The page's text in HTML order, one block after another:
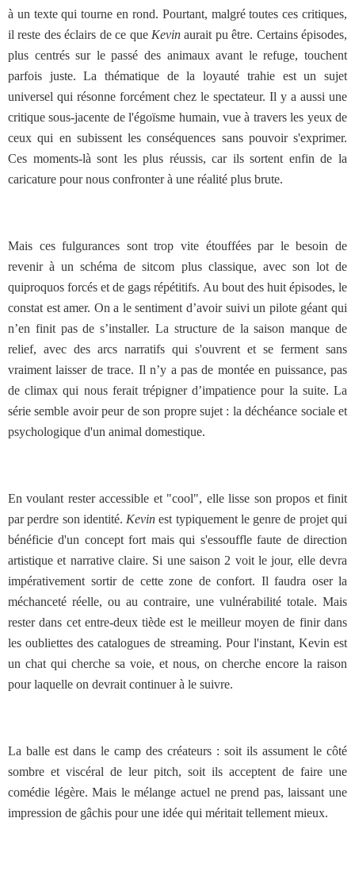
à un texte qui tourne en rond. Pourtant, malgré toutes ces critiques,
il reste des éclairs de ce que Kevinaurait pu être. Certains épisodes,
plus centrés sur le passé des animaux avant le refuge, touchent
parfois juste. La thématique de la loyauté trahie est un sujet
universel qui résonne forcément chez le spectateur. Il y a aussi une
critique sous-jacente de l'égoïsme humain, vue à travers les yeux de
ceux qui en subissent les conséquences sans pouvoir s'exprimer.
Ces moments-là sont les plus réussis, car ils sortent enfin de la
caricature pour nous confronter à une réalité plus brute.
Mais ces fulgurances sont trop vite étouffées par le besoin de
revenir à un schéma de sitcom plus classique, avec son lot de
quiproquos forcés et de gags répétitifs. Au bout des huit épisodes, le
constat est amer. On a le sentiment d’avoir suivi un pilote géant qui
n’en finit pas de s’installer. La structure de la saison manque de
relief, avec des arcs narratifs qui s'ouvrent et se ferment sans
vraiment laisser de trace. Il n’y a pas de montée en puissance, pas
de climax qui nous ferait trépigner d’impatience pour la suite. La
série semble avoir peur de son propre sujet : la déchéance sociale et
psychologique d'un animal domestique.
En voulant rester accessible et "cool", elle lisse son propos et finit
par perdre son identité. Kevin est typiquement le genre de projet qui
bénéficie d'un concept fort mais qui s'essouffle faute de direction
artistique et narrative claire. Si une saison 2 voit le jour, elle devra
impérativement sortir de cette zone de confort. Il faudra oser la
méchanceté réelle, ou au contraire, une vulnérabilité totale. Mais
rester dans cet entre-deux tiède est le meilleur moyen de finir dans
les oubliettes des catalogues de streaming. Pour l'instant, Kevin est
un chat qui cherche sa voie, et nous, on cherche encore la raison
pour laquelle on devrait continuer à le suivre.
La balle est dans le camp des créateurs : soit ils assument le côté
sombre et viscéral de leur pitch, soit ils acceptent de faire une
comédie légère. Mais le mélange actuel ne prend pas, laissant une
impression de gâchis pour une idée qui méritait tellement mieux.